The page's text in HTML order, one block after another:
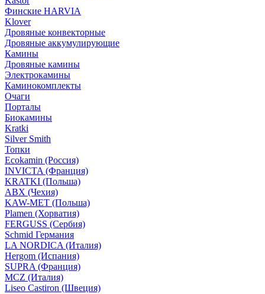
Финские HARVIA
Klover
Дровяные конвекторные
Дровяные аккумулирующие
Камины
Дровяные камины
Электрокамины
Каминокомплекты
Очаги
Порталы
Биокамины
Kratki
Silver Smith
Топки
Ecokamin (Россия)
INVICTA (Франция)
KRATKI (Польша)
ABX (Чехия)
KAW-MET (Польша)
Plamen (Хорватия)
FERGUSS (Сербия)
Schmid Германия
LA NORDICA (Италия)
Hergom (Испания)
SUPRA (Франция)
MCZ (Италия)
Liseo Castiron (Швеция)